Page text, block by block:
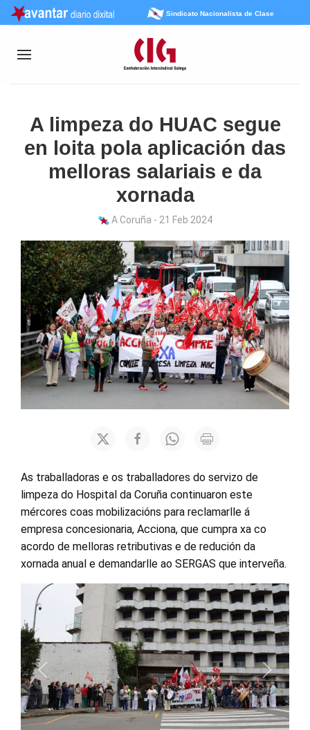
Sindicato Nacionalista de Clase
A limpeza do HUAC segue
en loita pola aplicación das
melloras salariais e da
xornada
A Coruña - 21 Feb 2024
As traballadoras e os traballadores do servizo de
limpeza do Hospital da Coruña continuaron este
mércores coas mobilizacións para reclamarlle á
empresa concesionaria, Acciona, que cumpra xa co
acordo de melloras retributivas e de redución da
xornada anual e demandarlle ao SERGAS que interveña.